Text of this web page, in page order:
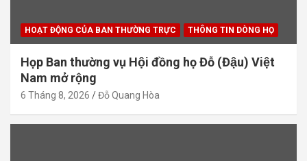
HOẠT ĐỘNG CỦA BAN THƯỜNG TRỰC THÔNG TIN DÒNG HỌ
Họp Ban thường vụ Hội đồng họ Đỗ (Đậu) Việt
Nam mở rộng
6 Tháng 8, 2026 Đỗ Quang Hòa